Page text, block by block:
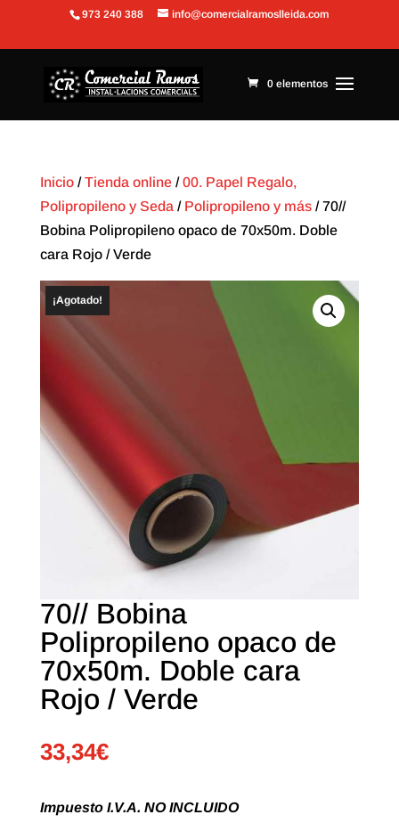
Abrir barra de herramientas
973 240 388 info@comercialramoslleida.com
0 elementos
Inicio/Tienda online/00. Papel Regalo,
Polipropileno y Seda / Polipropileno y más/ 70//
Bobina Polipropileno opaco de 70x50m. Doble
cara Rojo / Verde
¡Agotado!
70// Bobina
Polipropileno opaco de
70x50m. Doble cara
Rojo / Verde
33,34€
Impuesto I.V.A. NO INCLUIDO